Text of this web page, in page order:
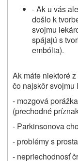
- Ak u vás
došlo k
svojmu
spájajú s
embólia).
Ak máte niektoré
čo najskôr svojmu
- mozgová
(prechodné
- Parkinsonova
- problémy s
- nepriechodnosť